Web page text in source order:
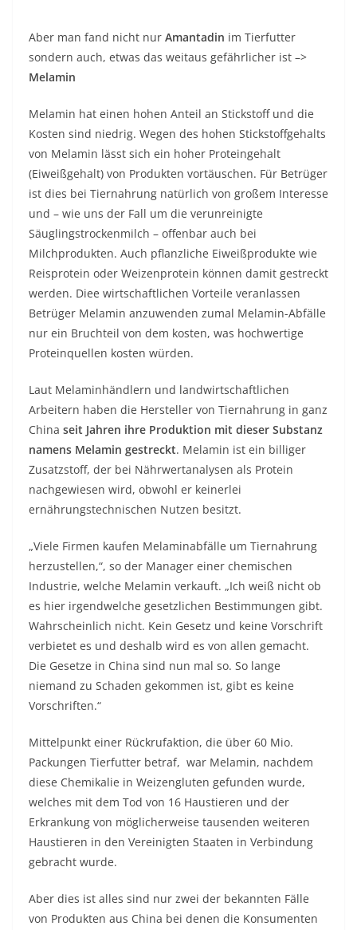
Aber man fand nicht nur Amantadin im Tierfutter
sondern auch, etwas das weitaus gefährlicher ist –>
Melamin
Melamin hat einen hohen Anteil an Stickstoff und die
Kosten sind niedrig. Wegen des hohen Stickstoffgehalts
von Melamin lässt sich ein hoher Proteingehalt
(Eiweißgehalt) von Produkten vortäuschen. Für Betrüger
ist dies bei Tiernahrung natürlich von großem Interesse
und – wie uns der Fall um die verunreinigte
Säuglingstrockenmilch – offenbar auch bei
Milchprodukten. Auch pflanzliche Eiweißprodukte wie
Reisprotein oder Weizenprotein können damit gestreckt
werden. Diee wirtschaftlichen Vorteile veranlassen
Betrüger Melamin anzuwenden zumal Melamin-Abfälle
nur ein Bruchteil von dem kosten, was hochwertige
Proteinquellen kosten würden.
Laut Melaminhändlern und landwirtschaftlichen
Arbeitern haben die Hersteller von Tiernahrung in ganz
China seit Jahren ihre Produktion mit dieser Substanz
namens Melamin gestreckt. Melamin ist ein billiger
Zusatzstoff, der bei Nährwertanalysen als Protein
nachgewiesen wird, obwohl er keinerlei
ernährungstechnischen Nutzen besitzt.
„Viele Firmen kaufen Melaminabfälle um Tiernahrung
herzustellen,“, so der Manager einer chemischen
Industrie, welche Melamin verkauft. „Ich weiß nicht ob
es hier irgendwelche gesetzlichen Bestimmungen gibt.
Wahrscheinlich nicht. Kein Gesetz und keine Vorschrift
verbietet es und deshalb wird es von allen gemacht.
Die Gesetze in China sind nun mal so. So lange
niemand zu Schaden gekommen ist, gibt es keine
Vorschriften.“
Mittelpunkt einer Rückrufaktion, die über 60 Mio.
Packungen Tierfutter betraf, war Melamin, nachdem
diese Chemikalie in Weizengluten gefunden wurde,
welches mit dem Tod von 16 Haustieren und der
Erkrankung von möglicherweise tausenden weiteren
Haustieren in den Vereinigten Staaten in Verbindung
gebracht wurde.
Aber dies ist alles sind nur zwei der bekannten Fälle
von Produkten aus China bei denen die Konsumenten